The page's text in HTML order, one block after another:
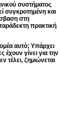
συστήματος
συγκροτημένη και
στη
πρακτική
αυτό; Υπάρχει
έχουν γίνει για την
τέλει, ζημιώνεται